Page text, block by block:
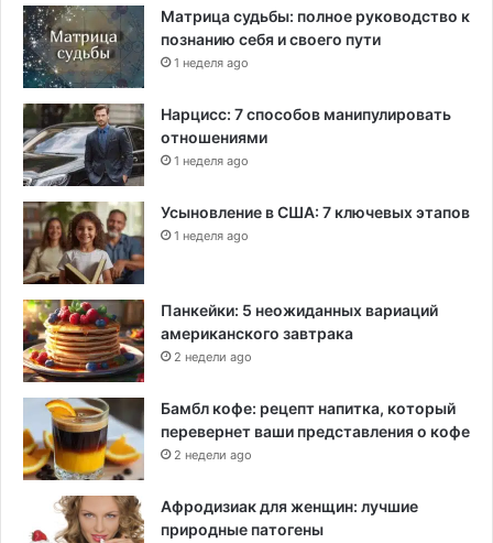
Матрица судьбы: полное руководство к
познанию себя и своего пути
1 неделя ago
Нарцисс: 7 способов манипулировать
отношениями
1 неделя ago
Усыновление в США: 7 ключевых этапов
1 неделя ago
Панкейки: 5 неожиданных вариаций
американского завтрака
2 недели ago
Бамбл кофе: рецепт напитка, который
перевернет ваши представления о кофе
2 недели ago
Афродизиак для женщин: лучшие
природные патогены